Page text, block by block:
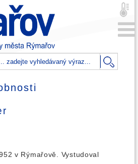
v Rýmařově. Vystudoval